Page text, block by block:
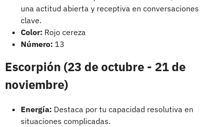
una actitud abierta y receptiva en conversaciones
clave.
Color: Rojo cereza
Número: 13
Escorpión (23 de octubre - 21 de
noviembre)
Energía: Destaca por tu capacidad resolutiva en
situaciones complicadas.